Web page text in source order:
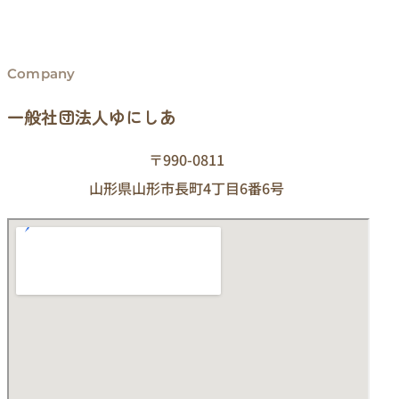
Company
一般社団法人ゆにしあ
〒990-0811
山形県山形市長町4丁目6番6号